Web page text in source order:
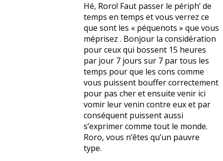
Hé, Roro! Faut passer le périph’ de
temps en temps et vous verrez ce
que sont les « péquenots » que vous
méprisez . Bonjour la considération
pour ceux qui bossent 15 heures
par jour 7 jours sur 7 par tous les
temps pour que les cons comme
vous puissent bouffer correctement
pour pas cher et ensuite venir ici
vomir leur venin contre eux et par
conséquent puissent aussi
s’exprimer comme tout le monde.
Roro, vous n’êtes qu’un pauvre
type.